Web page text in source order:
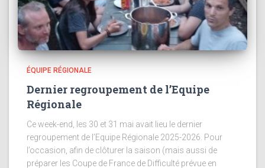
ÉQUIPE RÉGIONALE
Dernier regroupement de l’Equipe
Régionale
Ce week-end, les 30 et 31 mai avait lieu le dernier
regroupement de l’Equipe Régionale 2025-2026. Pour
l’occasion, afin de clôturer la saison (mais aussi de
préparer les Coupe de France de Difficulté prévue en